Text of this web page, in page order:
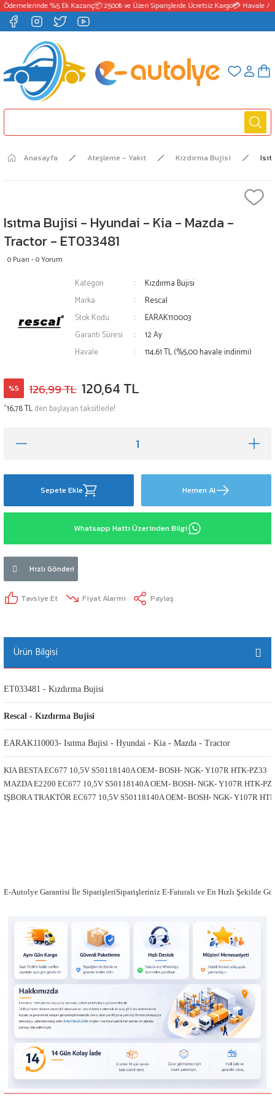
%5 Ek Kazanç📦 2500₺ ve Üzeri Siparişlerde Ücretsiz Kargo💳 Havale /
Anasayfa Ateşleme - Yakıt Kızdırma Bujisi
Isıtma Bujisi - Hyundai - Kia - Mazda -
Tractor - ET033481
0 Puan - 0 Yorum
Kategori
Kızdırma Bujisi
Marka
Rescal
Stok Kodu
EARAK110003
Garanti Süresi
12 Ay
Havale
114,61 TL (%5,00 havale indirimi)
%5 126,99 TL 120,64 TL
*16,78 TLden başlayan taksitlerle!
Sepete Ekle Hemen Al
Whatsapp Hattı Üzerinden Bilgi
Hızlı Gönderi
Tavsiye Et Fiyat Alarmı Paylaş
Ürün Bilgisi
ET033481 - Kızdırma Bujisi
Rescal - Kızdırma Bujisi
EARAK110003- Isıtma Bujisi - Hyundai - Kia - Mazda - Tractor
KIA BESTA EC677 10,5V S50118140A OEM- BOSH- NGK- Y107R HTK-PZ33
MAZDA E2200 EC677 10,5V S50118140A OEM- BOSH- NGK- Y107R HTK-
IŞBORA TRAKTÖR EC677 10,5V S50118140A OEM- BOSH- NGK- Y107R
E-Autolye Garantisi İle SiparişleriSiparişleriniz E-Faturalı ve En Hızlı Şekilde